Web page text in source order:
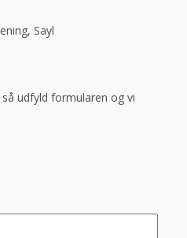
Sayl
udfyld formularen og vi